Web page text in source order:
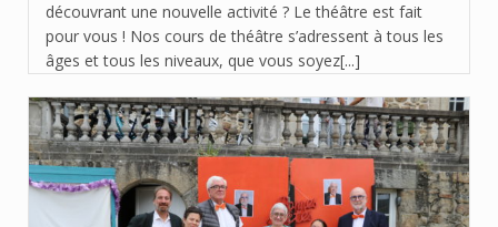
découvrant une nouvelle activité ? Le théâtre est fait
pour vous ! Nos cours de théâtre s’adressent à tous les
âges et tous les niveaux, que vous soyez[...]